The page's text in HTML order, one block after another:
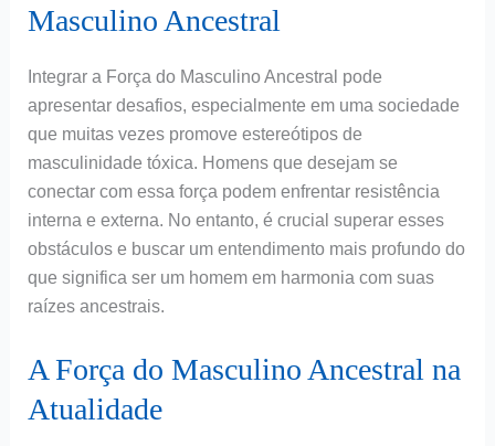
Masculino Ancestral
Integrar a Força do Masculino Ancestral pode
apresentar desafios, especialmente em uma sociedade
que muitas vezes promove estereótipos de
masculinidade tóxica. Homens que desejam se
conectar com essa força podem enfrentar resistência
interna e externa. No entanto, é crucial superar esses
obstáculos e buscar um entendimento mais profundo do
que significa ser um homem em harmonia com suas
raízes ancestrais.
A Força do Masculino Ancestral na
Atualidade